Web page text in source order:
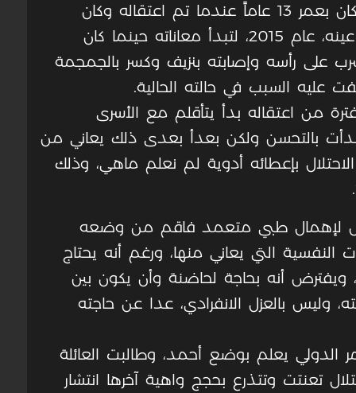
وأشار عم الأسير أحمد مناصرة إلى أنه كان بعمر 13 عاماً عندما تم اعتقاله وكان
شاهداً على استشهاد ابنه “حسن” أمام عينه، عام 2015، لتبدأ معاناته حينما كان
على رأسه وإصابته بنزيف وكسر بالجمجمة
عليه السبب في حالته الحالية.
من اعتقاله بدأ يتأقلم مع الأسرى
بدأت بالتحسن ولكن بعدأ بعدى ذلك يعاني من
بإعطائه أدوية لم نعلم ماهي، وذلك
لإهمال طبي متعمد فاقم من وضعه
التي يعاني منها، ورغم أنه يحتاج
ويفترض أنه بحاجة لحاضنة وأن يكون بين
وليس بالعزل الانفرادي، عدا عن حاجته
الدولي يعلم بوضع أحمد، وطالبت العائلة
تعنتت وتتذرع بحجج واهية آخرها انتشار